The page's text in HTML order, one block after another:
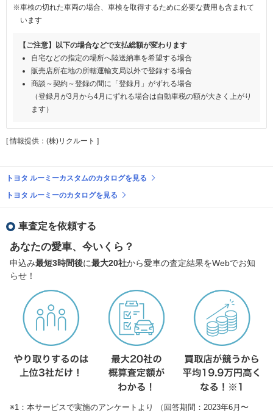
※車検の切れた車両の場合、車検を取得するために必要な費用も含まれて
います
【ご注意】以下の場合などで支払総額が変わります
自宅などの指定の場所へ陸送納車を希望する場合
販売店所在地の所轄運輸支局以外で登録する場合
商談～契約～登録の間に「登録月」がずれる場合
（登録月が3月から4月にずれる場合は自動車税の額が大きく上がり
ます）
[ 情報提供：(株)リクルート ]
トヨタ ルーミーカスタムのカタログを見る
トヨタ ルーミーのカタログを見る
車査定を依頼する
あなたの愛車、今いくら？
申込み最短3時間後に最大20社から愛車の査定結果をWebでお知
らせ！
※1：本サービスで実施のアンケートより （回答期間：2023年6月〜